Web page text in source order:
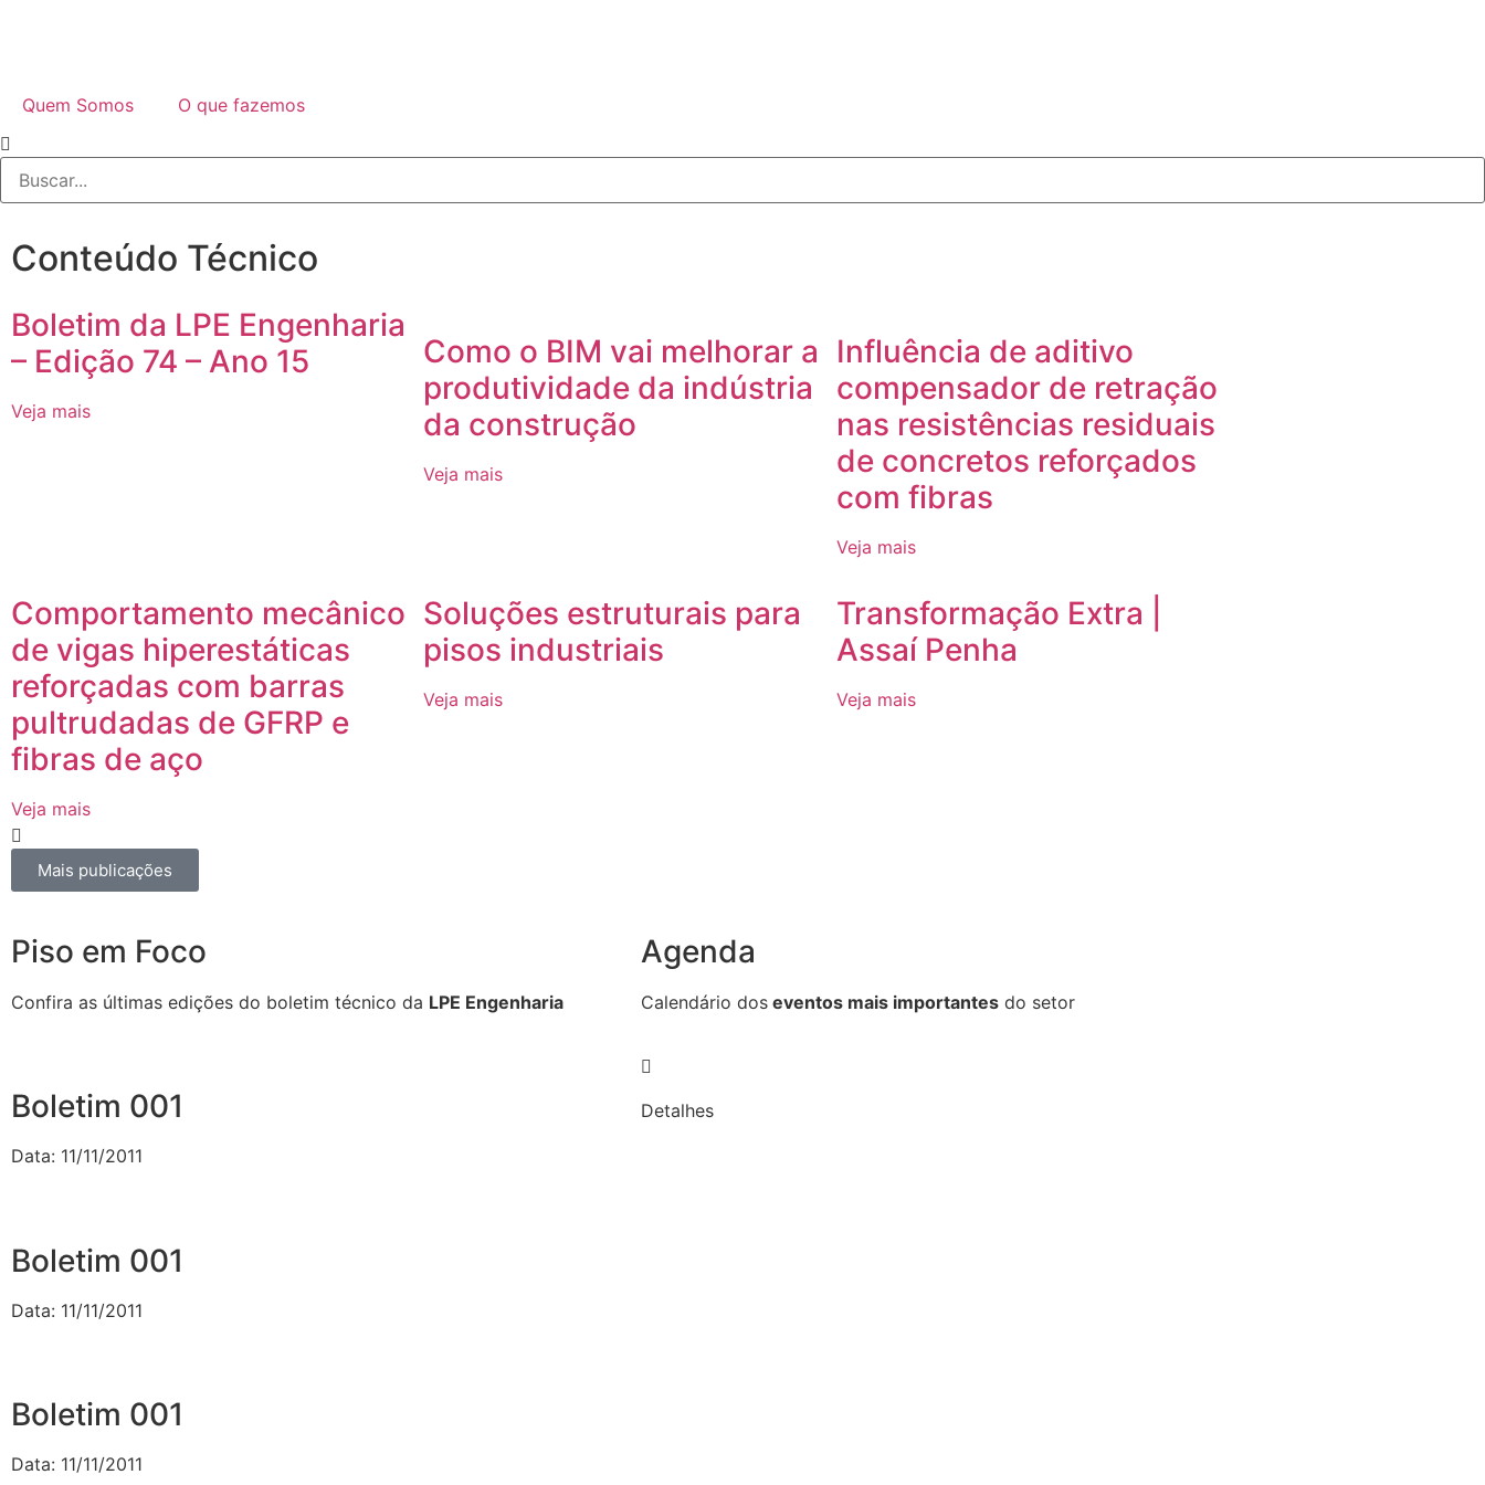
Quem Somos O que fazemos
Conteúdo Técnico
Boletim da LPE Engenharia
– Edição 74 – Ano 15
Veja mais
Como o BIM vai melhorar a
produtividade da indústria
da construção
Veja mais
Influência de aditivo
compensador de retração
nas resistências residuais
de concretos reforçados
com fibras
Veja mais
Comportamento mecânico
de vigas hiperestáticas
reforçadas com barras
pultrudadas de GFRP e
fibras de aço
Veja mais
Soluções estruturais para
pisos industriais
Veja mais
Transformação Extra |
Assaí Penha
Veja mais
Mais publicações
Piso em Foco
Confira as últimas edições do boletim técnico da LPE Engenharia
Boletim 001
Data: 11/11/2011
Boletim 001
Data: 11/11/2011
Boletim 001
Data: 11/11/2011
Agenda
Calendário dos eventos mais importantes do setor
Detalhes